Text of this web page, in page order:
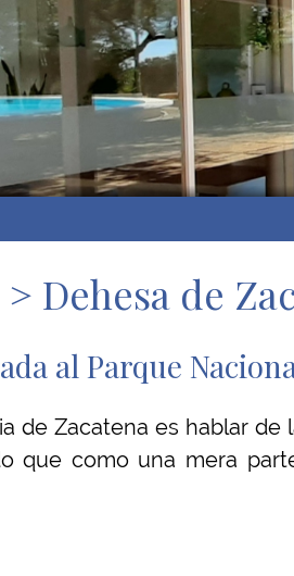
Dehesa de
al Parque
de Zacatena es hablar
que como una mera